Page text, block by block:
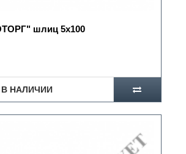
шлиц 5х100
В НАЛИЧИИ